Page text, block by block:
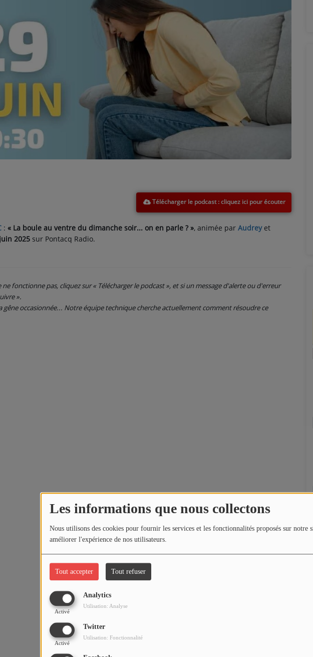
Les informations que nous collectons
Nous utilisons des cookies pour fournir les services et les fonctionnalités proposés sur notre
améliorer l'expérience de nos utilisateurs.
Tout accepter Tout refuser
Analytics
Activé
Utilisation: Analyse
Twitter
Activé
Utilisation: Fonctionnalité
Télécharger le podcast
: « La boule au ventre du dimanche soir... on en parle ? », animée par Audrey et
2025 sur Pontacq Radio.
ne fonctionne pas, cliquez sur « Télécharger le podcast », et si un message d'alerte ou d'erreur
».
gêne occasionnée... Notre équipe technique cherche actuellement comment résoudre ce